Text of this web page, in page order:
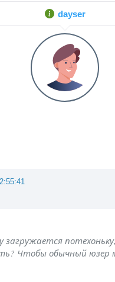
dayser
загружается
Чтобы обычный юзер